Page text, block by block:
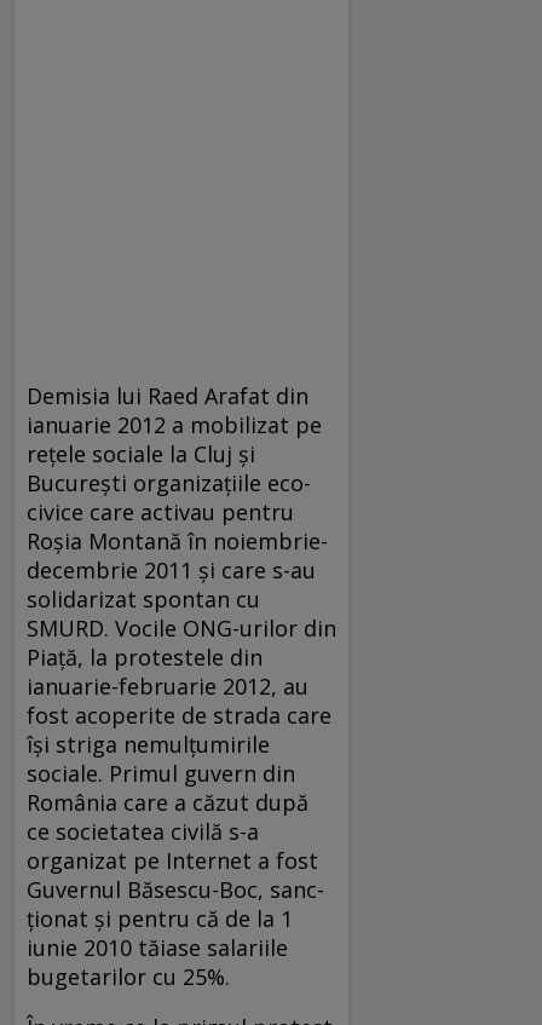
Demisia lui Raed Arafat din
ia­nua­rie 2012 a mobilizat pe
re­țele sociale la Cluj și
București or­ga­nizațiile eco-
civice care activau pentru
Roșia Montană în noiembrie-
decembrie 2011 şi care s-au
solidarizat spontan cu
SMURD. Vocile ONG-urilor din
Piață, la protestele din
ianuarie-februarie 2012, au
fost acoperite de strada care
îşi striga nemulțumirile
sociale. Primul guvern din
România care a căzut după
ce societatea civilă s-a
organizat pe Internet a fost
Guvernul Băsescu-Boc, sanc­
ţionat şi pentru că de la 1
iunie 2010 tăiase salariile
bugetarilor cu 25%.